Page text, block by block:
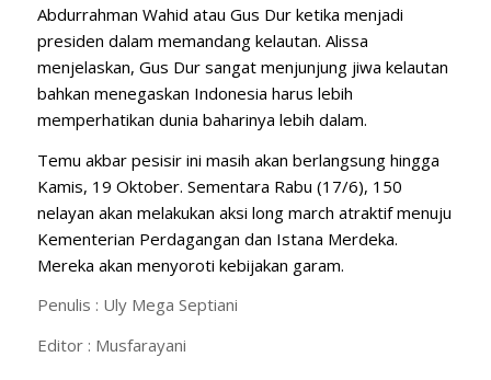
Abdurrahman Wahid atau Gus Dur ketika menjadi
presiden dalam memandang kelautan. Alissa
menjelaskan, Gus Dur sangat menjunjung jiwa kelautan
bahkan menegaskan Indonesia harus lebih
memperhatikan dunia baharinya lebih dalam.
Temu akbar pesisir ini masih akan berlangsung hingga
Kamis, 19 Oktober. Sementara Rabu (17/6), 150
nelayan akan melakukan aksi long march atraktif menuju
Kementerian Perdagangan dan Istana Merdeka.
Mereka akan menyoroti kebijakan garam.
Penulis : Uly Mega Septiani
Editor : Musfarayani